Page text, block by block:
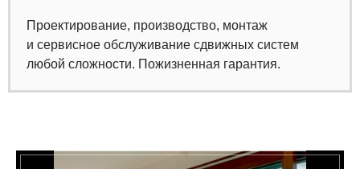
Проектирование, производство, монтаж
и сервисное обслуживание сдвижных систем
любой сложности. Пожизненная гарантия.